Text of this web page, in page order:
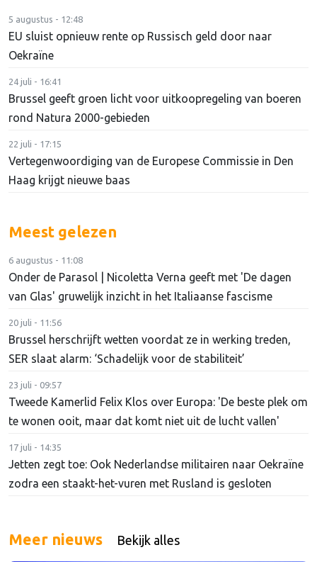
5 augustus - 12:48
EU sluist opnieuw rente op Russisch geld door naar
Oekraïne
24 juli - 16:41
Brussel geeft groen licht voor uitkoopregeling van boeren
rond Natura 2000-gebieden
22 juli - 17:15
Vertegenwoordiging van de Europese Commissie in Den
Haag krijgt nieuwe baas
Meest gelezen
6 augustus - 11:08
Onder de Parasol | Nicoletta Verna geeft met 'De dagen
van Glas' gruwelijk inzicht in het Italiaanse fascisme
20 juli - 11:56
Brussel herschrijft wetten voordat ze in werking treden,
SER slaat alarm: ‘Schadelijk voor de stabiliteit’
23 juli - 09:57
Tweede Kamerlid Felix Klos over Europa: 'De beste plek om
te wonen ooit, maar dat komt niet uit de lucht vallen'
17 juli - 14:35
Jetten zegt toe: Ook Nederlandse militairen naar Oekraïne
zodra een staakt-het-vuren met Rusland is gesloten
Meer nieuws Bekijk alles